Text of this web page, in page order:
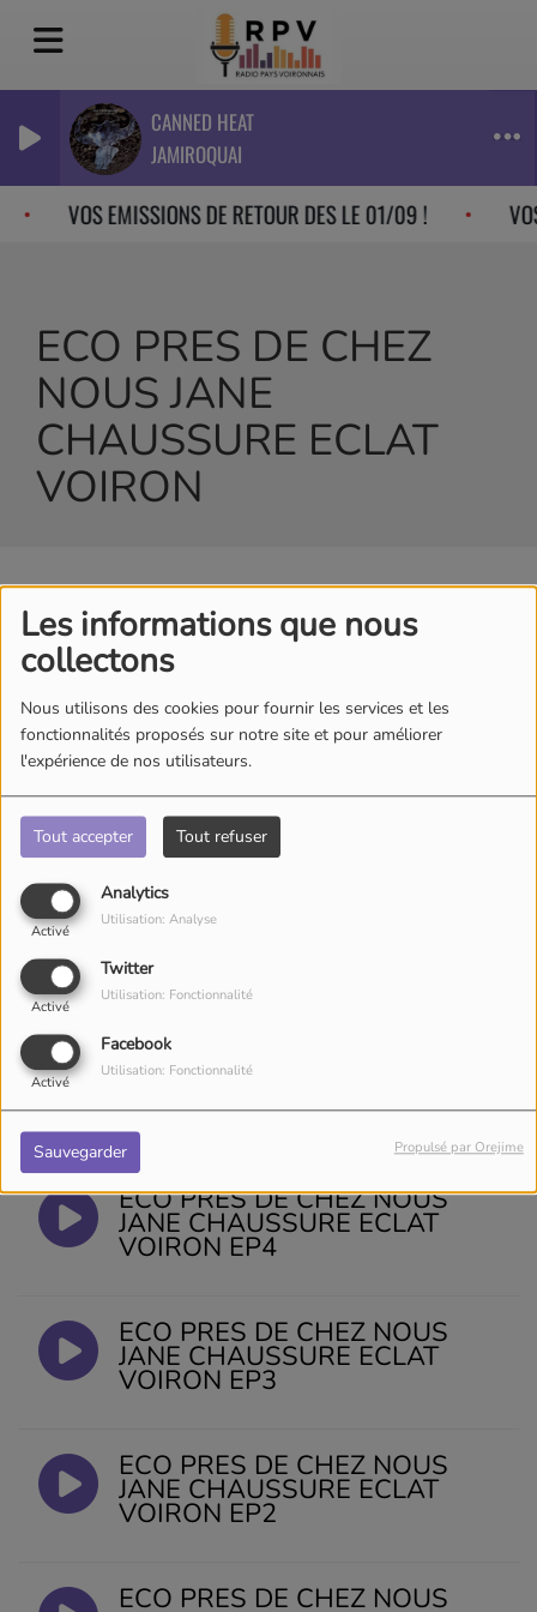
Les informations que nous
collectons
Nous utilisons des cookies pour fournir les services et les
fonctionnalités proposés sur notre site et pour améliorer
l'expérience de nos utilisateurs.
Tout accepter Tout refuser
Analytics
Activé
Utilisation: Analyse
Twitter
Activé
Utilisation: Fonctionnalité
Facebook
Activé
Utilisation: Fonctionnalité
Sauvegarder Propulsé par Orejime
CANNED HEAT
JAMIROQUAI
VOS EMISSIONS DE RETOUR DES LE 01/09 !
ECO PRES DE CHEZ
NOUS JANE
CHAUSSURE ECLAT
VOIRON
Cette semaine à l’honneur : JaneLa créatrice du concept et de
l’entreprise Chaussure Éclat À Voiron
ECO PRES DE CHEZ NOUS
JANE CHAUSSURE ECLAT
VOIRON EP4
ECO PRES DE CHEZ NOUS
JANE CHAUSSURE ECLAT
VOIRON EP3
ECO PRES DE CHEZ NOUS
JANE CHAUSSURE ECLAT
VOIRON EP2
ECO PRES DE CHEZ NOUS